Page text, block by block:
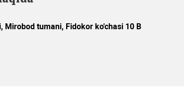
Mirobod tumani, Fidokor ko'chasi 10 B